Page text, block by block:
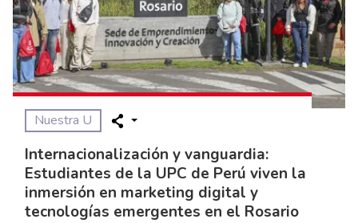
Nuestra U
Internacionalización y vanguardia:
Estudiantes de la UPC de Perú viven la
inmersión en marketing digital y
tecnologías emergentes en el Rosario